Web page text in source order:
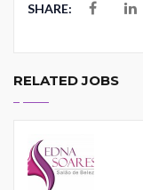
SHARE:
RELATED JOBS